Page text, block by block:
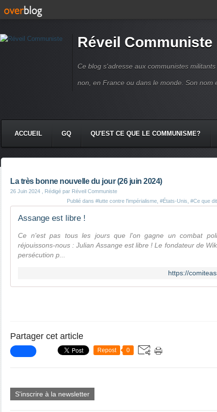
Réveil Communiste
Ce blog s'adresse aux communistes
non, en France ou dans le monde. Son nom
ACCUEIL GQ QU'EST CE QUE LE COMMUNISME?
La très bonne nouvelle du jour (26 juin 2024)
26 Juin 2024 , Rédigé par Réveil Communiste
Publié dans #lutte contre l'impérialisme #États-Unis #Ce que
Assange est libre !
Ce n'est pas tous les jours que l'on gagne un combat
réjouissons-nous : Julian Assange est libre ! Le fondateur de
persécution p...
https://
Partager cet article
Repost 0
S'inscrire à la newsletter